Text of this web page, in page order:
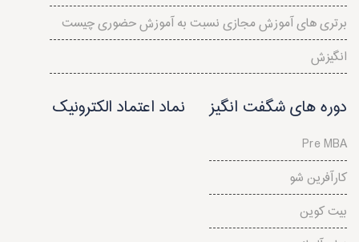
برتری های آموزش مجازی نسبت به آموزش حضوری چیست
انگیزش
دوره های شگفت انگیز
Pre MBA
کارآفرین شو
بیت کوین
نماد اعتماد الکترونیک